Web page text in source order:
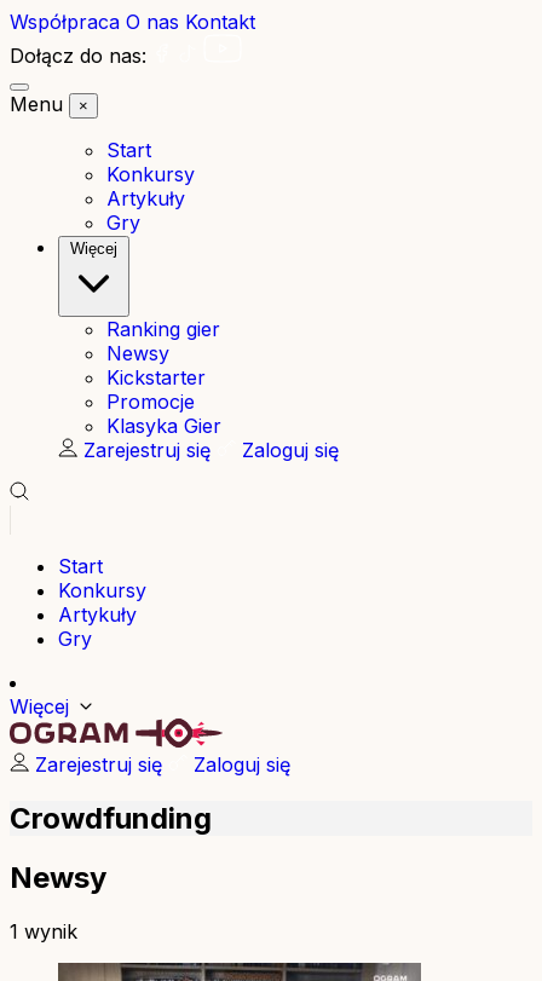
Współpraca O nas Kontakt
Dołącz do nas:
Menu
×
Start
Konkursy
Artykuły
Gry
Więcej
Ranking gier
Newsy
Kickstarter
Promocje
Klasyka Gier
Zarejestruj się
Zaloguj się
Start
Konkursy
Artykuły
Gry
Więcej
Zarejestruj się Zaloguj się
Crowdfunding
Newsy
1 wynik